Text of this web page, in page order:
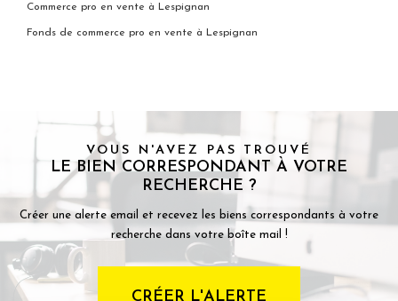
Commerce pro en vente à Lespignan
Fonds de commerce pro en vente à Lespignan
VOUS N'AVEZ PAS TROUVÉ
LE BIEN CORRESPONDANT À VOTRE
RECHERCHE ?
Créer une alerte email et recevez les biens correspondants à votre
recherche dans votre boîte mail !
CRÉER L'ALERTE